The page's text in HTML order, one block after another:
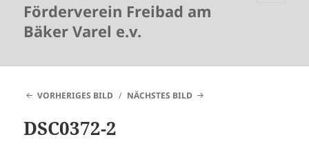
Förderverein Freibad am
Bäker Varel e.v.
VORHERIGES BILD NÄCHSTES BILD
DSC0372-2